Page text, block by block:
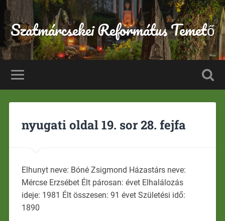
Szatmárcsekei Református Temető
nyugati oldal 19. sor 28. fejfa
Elhunyt neve: Bóné Zsigmond Házastárs neve:
Mércse Erzsébet Élt párosan: évet Elhalálozás
ideje: 1981 Élt összesen: 91 évet Születési idő:
1890